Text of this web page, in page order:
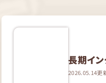
長期イ
2026.05.14更